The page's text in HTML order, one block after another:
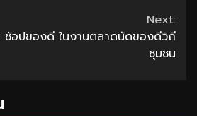
Next:
ช้อปของดี ในงานตลาดนัดของดีวิถี
ชุมชน